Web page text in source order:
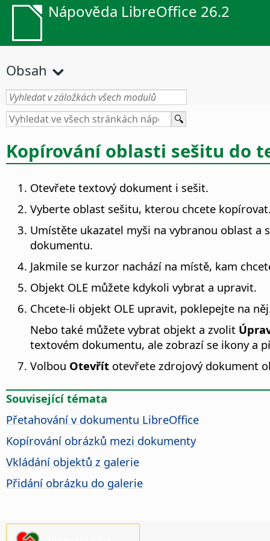
Nápověda LibreOffice 26.2
Obsah
Kopírování oblasti sešitu do
Otevřete textový dokument i sešit.
Vyberte oblast sešitu, kterou chcete kopírovat.
Umístěte ukazatel myši na vybranou oblast
dokumentu.
Jakmile se kurzor nachází na místě, kam
Objekt OLE můžete kdykoli vybrat a upravit.
Chcete-li objekt OLE upravit, poklepejte na
Nebo také můžete vybrat objekt a zvolit
textovém dokumentu, ale zobrazí se ikony a
Volbou Otevřít otevřete zdrojový dokument
Související témata
Přetahování v dokumentu LibreOffice
Kopírování obrázků mezi dokumenty
Vkládání objektů z galerie
Přidání obrázku do galerie